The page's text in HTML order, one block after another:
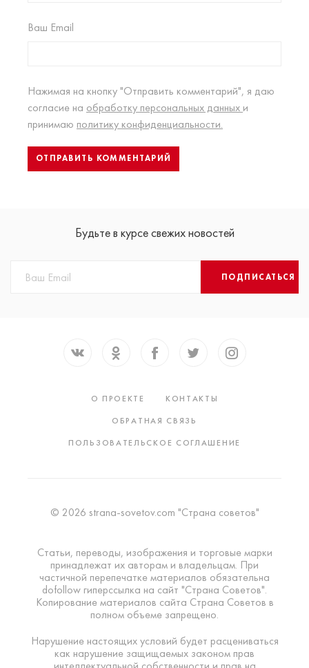
Ваш Email
Нажимая на кнопку "Отправить комментарий", я даю
согласие на обработку персональных данных и
принимаю политику конфиденциальности.
Будьте в курсе свежих новостей
ПОДПИСАТЬСЯ
О ПРОЕКТЕ
КОНТАКТЫ
ОБРАТНАЯ СВЯЗЬ
ПОЛЬЗОВАТЕЛЬСКОЕ СОГЛАШЕНИЕ
© 2026 strana-sovetov.com "Страна советов"
Статьи, переводы, изображения и торговые марки
принадлежат их авторам и владельцам. При
частичной перепечатке материалов обязательна
dofollow гиперссылка на сайт "Страна Советов".
Копирование материалов сайта Страна Советов в
полном объеме запрещено.
Нарушение настоящих условий будет расцениваться
как нарушение защищаемых законом прав